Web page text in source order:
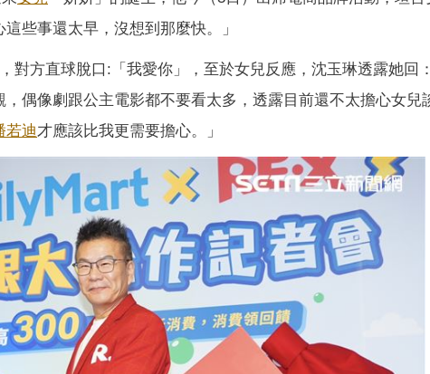
些事還太早，沒想到那麼快。」
對方直球脫口:「我愛你」，至於女兒反應，沈玉琳透露她回
偶像劇跟公主電影都不要看太多，透露目前還不太擔心女兒
若迪才應該比我更需要擔心。」